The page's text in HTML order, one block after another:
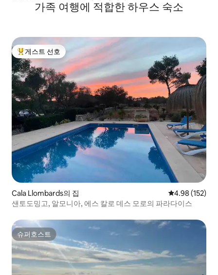
가족 여행에 적합한 하우스 숙소
상위 게스트 선호
게스트 선호
Cala Llombards의 집 평점 4.98점(5
4.98 (152)
샌토도밍고, 알모니아, 에스 칼로 데스 모로의 파라다이스
슈퍼호스트
슈퍼호스트